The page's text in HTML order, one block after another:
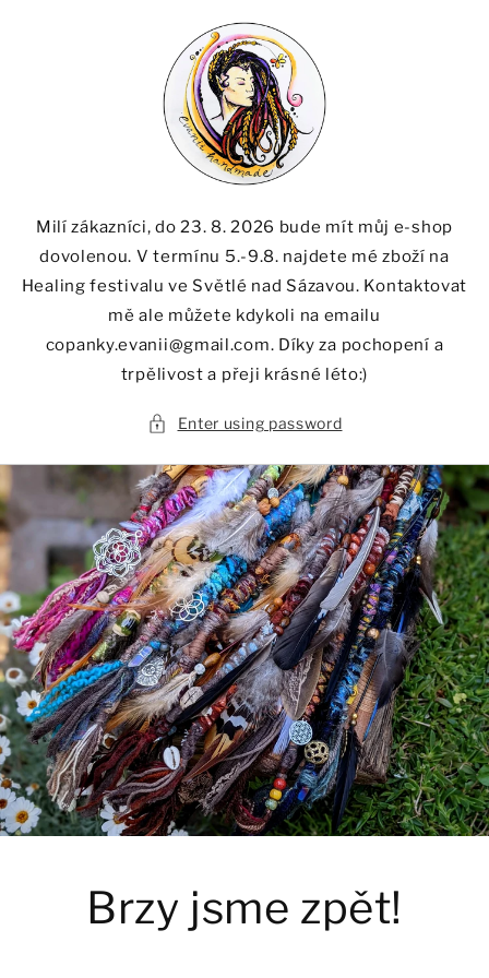
Milí zákazníci, do 23. 8. 2026 bude mít můj e-shop
dovolenou. V termínu 5.-9.8. najdete mé zboží na
Healing festivalu ve Světlé nad Sázavou. Kontaktovat
mě ale můžete kdykoli na emailu
copanky.evanii@gmail.com. Díky za pochopení a
trpělivost a přeji krásné léto:)
Enter using password
Brzy jsme zpět!